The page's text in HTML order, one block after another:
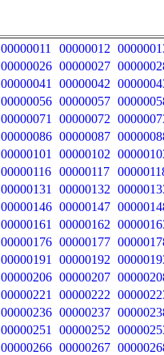
00000011 00000012
00000026 00000027
00000041 00000042
00000056 00000057
00000071 00000072
00000086 00000087
00000101 00000102
00000116 00000117
00000131 00000132
00000146 00000147
00000161 00000162
00000176 00000177
00000191 00000192
00000206 00000207
00000221 00000222
00000236 00000237
00000251 00000252
00000266 00000267